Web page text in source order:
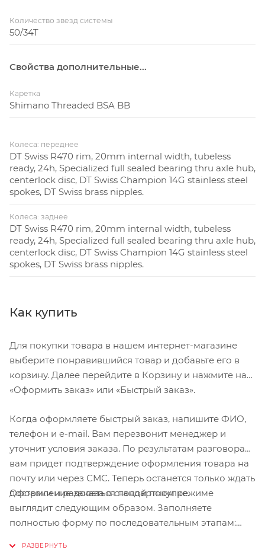
Количество звезд системы
50/34T
Свойства дополнительные...
Каретка
Shimano Threaded BSA BB
Колеса: переднее
DT Swiss R470 rim, 20mm internal width, tubeless
ready, 24h, Specialized full sealed bearing thru axle hub,
centerlock disc, DT Swiss Champion 14G stainless steel
spokes, DT Swiss brass nipples.
Колеса: заднее
DT Swiss R470 rim, 20mm internal width, tubeless
ready, 24h, Specialized full sealed bearing thru axle hub,
centerlock disc, DT Swiss Champion 14G stainless steel
spokes, DT Swiss brass nipples.
Как купить
Для покупки товара в нашем интернет-магазине
выберите понравившийся товар и добавьте его в
корзину. Далее перейдите в Корзину и нажмите на
«Оформить заказ» или «Быстрый заказ».
Когда оформляете быстрый заказ, напишите ФИО,
телефон и e-mail. Вам перезвонит менеджер и
уточнит условия заказа. По результатам разговора
вам придет подтверждение оформления товара на
почту или через СМС. Теперь останется только ждать
доставки и радоваться новой покупке.
Оформление заказа в стандартном режиме
выглядит следующим образом. Заполняете
полностью форму по последовательным этапам: